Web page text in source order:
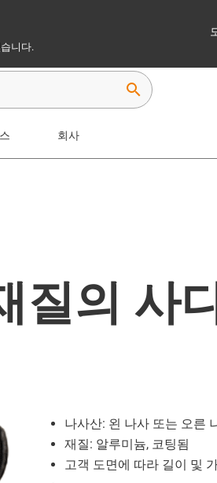
니다.
search
회사
의 사
나사산: 왼 나사 또는 오른
재질: 알루미늄, 코팅됨
고객 도면에 따라 길이 및